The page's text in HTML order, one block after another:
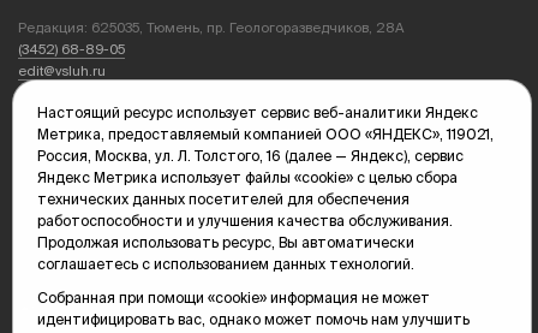
Редакция: 625035, Тюмень, пр. Геологоразведчиков, 28А
(3452) 68-89-05
edit@vsluh.ru
Главный редактор: Панкина Т.Ю.
kika@vsluh.ru
По вопросам рекламы:
(3452) 68-89-78
kotovaev@sibinformburo.ru
mim@vsluh.ru
Настоящий ресурс использует сервис веб-аналитики Яндекс
Метрика, предоставляемый компанией ООО «ЯНДЕКС», 119021,
Россия, Москва, ул. Л. Толстого, 16 (далее — Яндекс), сервис
Яндекс Метрика использует файлы «cookie» с целью сбора
технических данных посетителей для обеспечения
работоспособности и улучшения качества обслуживания.
Продолжая использовать ресурс, Вы автоматически
соглашаетесь с использованием данных технологий.
Собранная при помощи «cookie» информация не может
идентифицировать вас, однако может помочь нам улучшить